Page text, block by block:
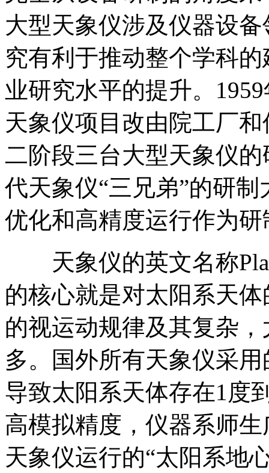
大型天象仪涉及仪器设
究有利于推动整个学科
业研究水平的提升。
天象仪项目改由院工厂
二阶段三台大型天象仪
代天象仪“三兄弟”的研
优化和高精度运行作为
天象仪的英文名称
的核心就是对太阳系天
的视运动规律及其复杂
多。国外所有天象仪采
导致太阳系天体存在1度
高模拟精度，仪器系师
天象仪运行的“太阳系地